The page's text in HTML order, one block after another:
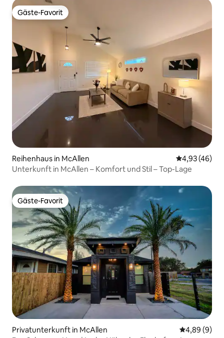
Gäste-Favorit
Gäste-Favorit
Reihenhaus in McAllen
4,93 (46)
Unterkunft in McAllen – Komfort und Stil – Top-Lage
Gäste-Favorit
Gäste-Favorit
Privatunterkunft in McAllen
4,89 (9)